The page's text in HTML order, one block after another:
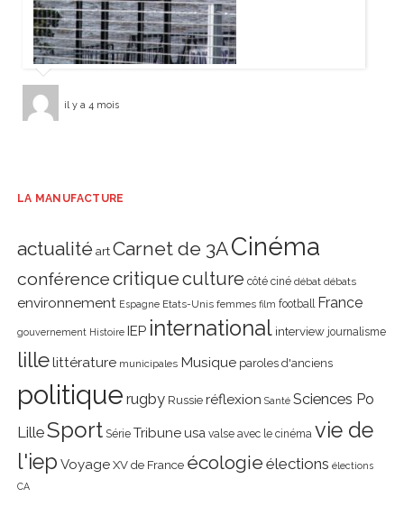
il y a 4 mois
LA MANUFACTURE
actualité art Carnet de 3ACinéma
conférencecritiqueculture côté ciné débat débats
environnement Espagne Etats-Unis femmes film football France
gouvernement Histoire IEP international interview journalisme
lillelittérature municipales Musique paroles d'anciens
politique rugby Russie réflexion Santé Sciences Po
LilleSport Série Tribune usa valse avec le cinéma vie de
l'iep Voyage XV de France écologie élections élections
CA